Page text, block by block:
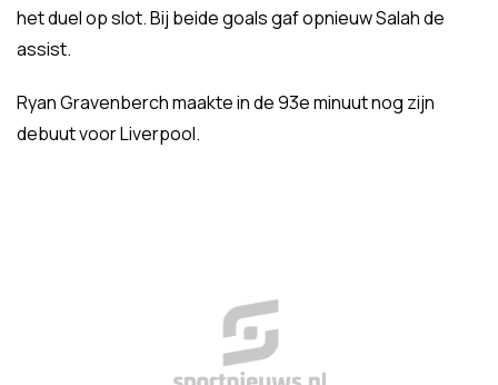
het duel op slot. Bij beide goals gaf opnieuw Salah de
assist.
Ryan Gravenberch maakte in de 93e minuut nog zijn
debuut voor Liverpool.